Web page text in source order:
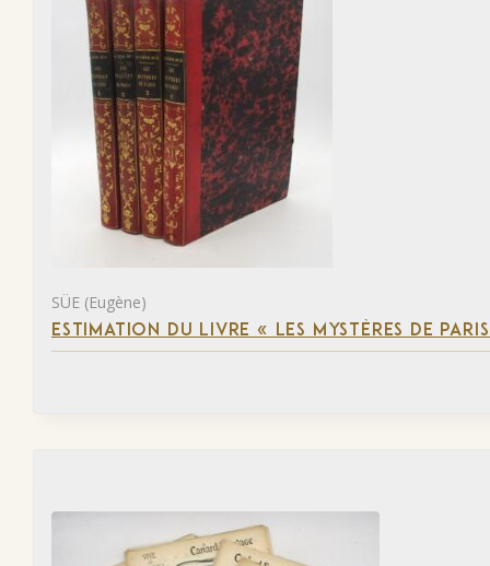
SÜE (Eugène)
ESTIMATION DU LIVRE « LES MYSTÈRES DE